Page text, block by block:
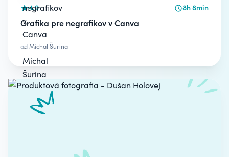
4.9 8h 8min
Grafika pre negrafikov v Canva
odMichal Šurina